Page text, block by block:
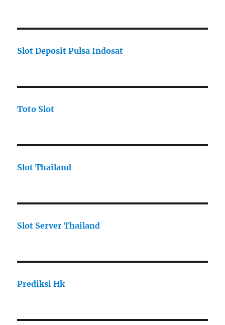
Slot Deposit Pulsa Indosat
Toto Slot
Slot Thailand
Slot Server Thailand
Prediksi Hk